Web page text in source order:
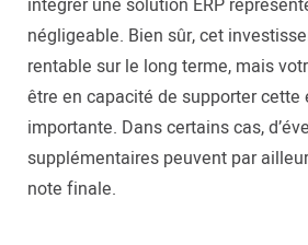
intégrer une solution ERP
négligeable. Bien sûr, cet
rentable sur le long terme, mais
être en capacité de supporter
importante. Dans certains cas,
supplémentaires peuvent par
note finale.